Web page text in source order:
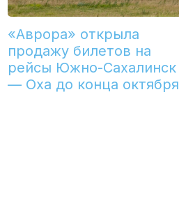
«Аврора» открыла
продажу билетов на
рейсы Южно-Сахалинск
— Оха до конца октября